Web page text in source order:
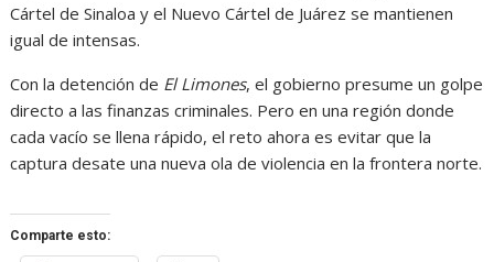
Cártel de Sinaloa y el Nuevo Cártel de Juárez se mantienen
igual de intensas.
Con la detención de El Limones, el gobierno presume un golpe
directo a las finanzas criminales. Pero en una región donde
cada vacío se llena rápido, el reto ahora es evitar que la
captura desate una nueva ola de violencia en la frontera norte.
Comparte esto: